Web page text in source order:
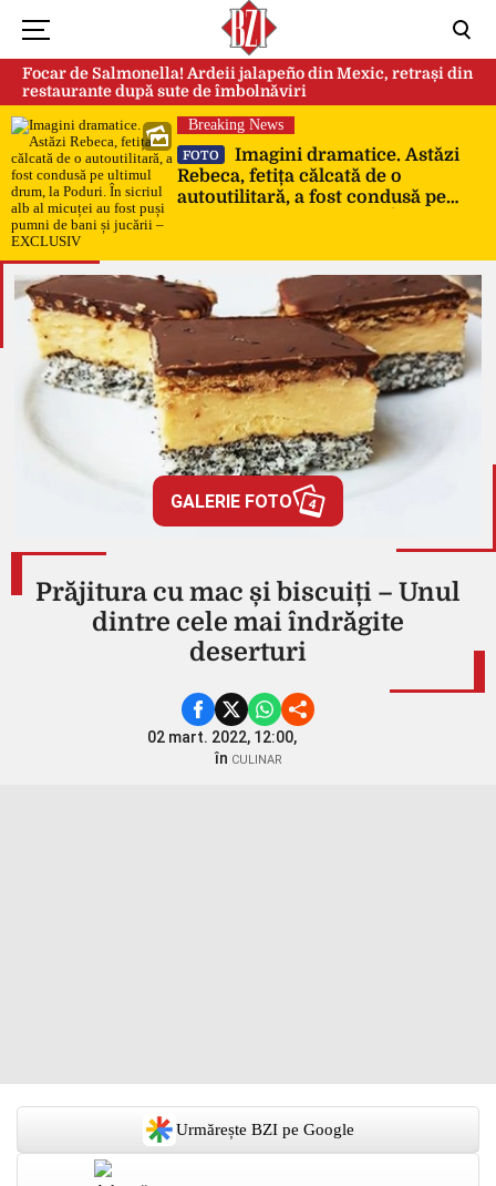
Focar de Salmonella! Ardeii jalapeño din Mexic, retrași din
restaurante după sute de îmbolnăviri
Breaking News
FOTO
Imagini dramatice. Astăzi
Rebeca, fetița călcată de o
autoutilitară, a fost condusă pe
de bani și jucării – EXCLUSIV
GALERIE FOTO 4
Prăjitura cu mac și biscuiți – Unul
dintre cele mai îndrăgite
deserturi
02 mart. 2022, 12:00,
în CULINAR
Urmărește BZI pe Google